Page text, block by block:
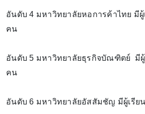
อันดับ 4 มหาวิทยาลัยหอการค้าไทย มีผู้
คน
อันดับ 5 มหาวิทยาลัยธุรกิจบัณฑิตย์ มีผู้
คน
อันดับ 6 มหาวิทยาลัยอัสสัมชัญ มีผู้เรีย